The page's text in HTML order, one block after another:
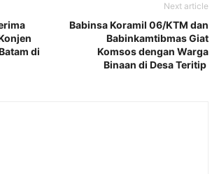
di
Next article
Babinsa Koramil 06/KTM dan
Babinkamtibmas Giat
Komsos dengan Warga
Binaan di Desa Teritip